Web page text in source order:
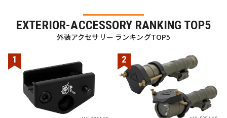
EXTERIOR-ACCESSORY RANKING TOP5
外装アクセサリー ランキングTOP5